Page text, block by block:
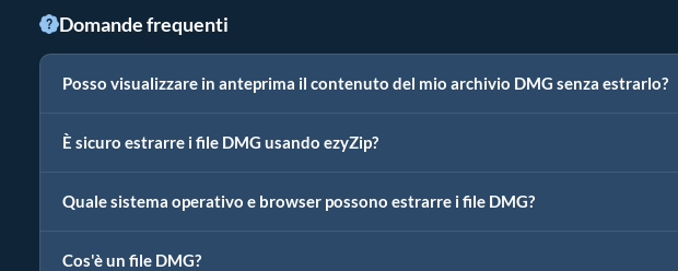
Domande frequenti
Posso visualizzare in anteprima il contenuto del mio archivio DMG senza estrarlo?
È sicuro estrarre i file DMG usando ezyZip?
Quale sistema operativo e browser possono estrarre i file DMG?
Cos'è un file DMG?